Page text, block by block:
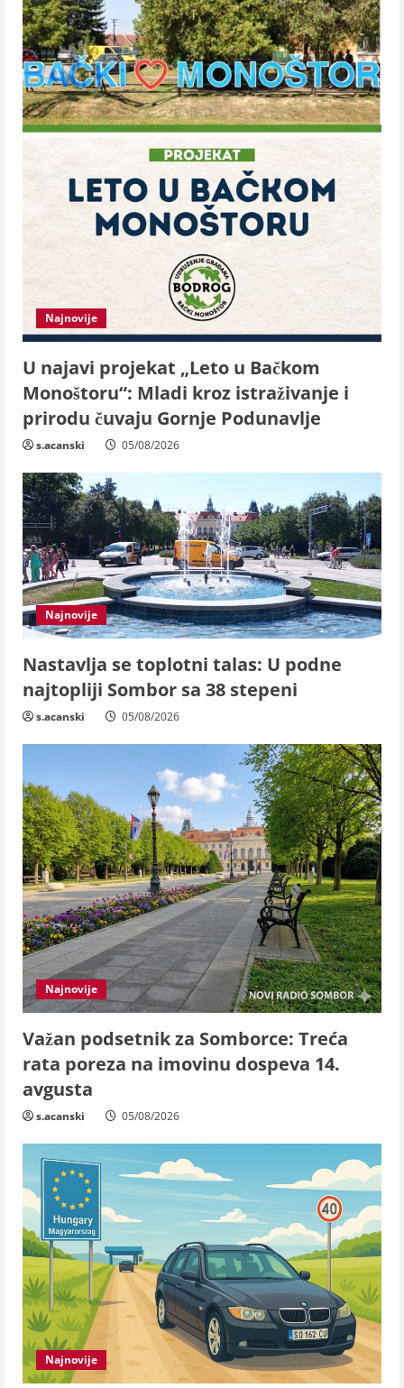
Najnovije
U najavi projekat „Leto u Bačkom
Monoštoru“: Mladi kroz istraživanje i
prirodu čuvaju Gornje Podunavlje
s.acanski 05/08/2026
Najnovije
Nastavlja se toplotni talas: U podne
najtopliji Sombor sa 38 stepeni
s.acanski 05/08/2026
Najnovije
Važan podsetnik za Somborce: Treća
rata poreza na imovinu dospeva 14.
avgusta
s.acanski 05/08/2026
Najnovije